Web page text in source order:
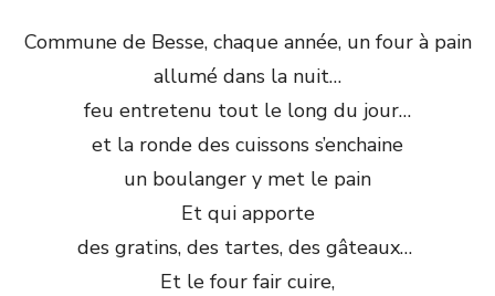
Commune de Besse, chaque année, un four à pain
allumé dans la nuit…
feu entretenu tout le long du jour…
et la ronde des cuissons s’enchaine
un boulanger y met le pain
Et qui apporte
des gratins, des tartes, des gâteaux…
Et le four fair cuire,